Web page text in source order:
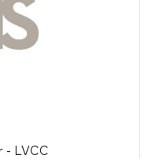
- LVCC